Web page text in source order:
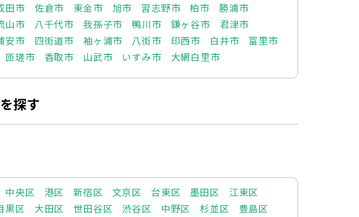
田市 佐倉市 東金市 旭市 習志野市 柏市
勝浦市
山市 八千代市 我孫子市 鴨川市 鎌ヶ谷市
君津市
安市 四街道市 袖ヶ浦市 八街市 印西市 白井市
富里市
匝瑳市 香取市 山武市 いすみ市 大網白里市
探す
中央区 港区 新宿区 文京区 台東区 墨田区
江東区
黒区 大田区 世田谷区 渋谷区 中野区 杉並区
豊島区